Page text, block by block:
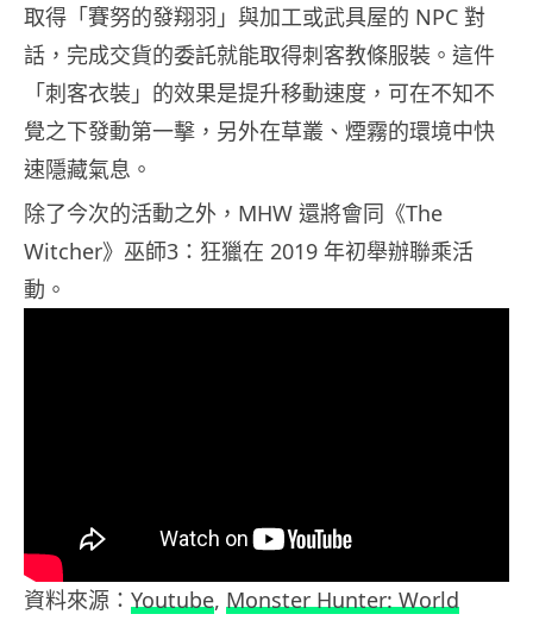
取得「賽努的發翔羽」與加工或武具屋的 NPC 對
話，完成交貨的委託就能取得刺客教條服裝。這件
「刺客衣裝」的效果是提升移動速度，可在不知不
覺之下發動第一擊，另外在草叢、煙霧的環境中快
速隱藏氣息。
除了今次的活動之外，MHW 還將會同《The
Witcher》巫師3：狂獵在 2019 年初舉辦聯乘活
動。
資料來源： Youtube, Monster Hunter: World